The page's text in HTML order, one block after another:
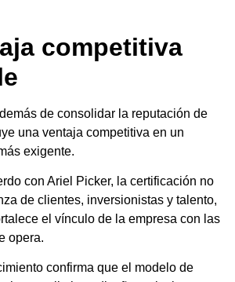
competitiva
de consolidar la reputación de
una ventaja competitiva en un
exigente.
con Ariel Picker, la certificación no
de clientes, inversionistas y talento,
el vínculo de la empresa con las
opera.
confirma que el modelo de